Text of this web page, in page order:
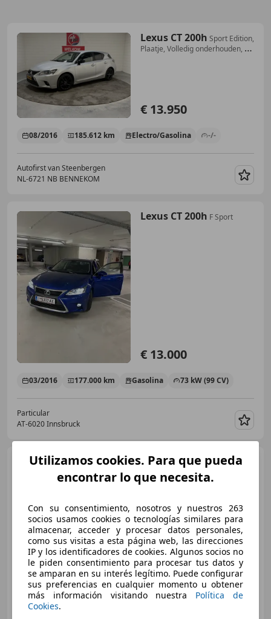
Lexus CT 200h Sport Edition,
Plaatje, Volledig onderhouden, 17
€ 13.950
08/2016 185.612 km Electro/Gasolina -/-
Autofirst van Steenbergen
NL-6721 NB BENNEKOM
Lexus CT 200h F Sport
€ 13.000
03/2016 177.000 km Gasolina 73 kW (99 CV)
Particular
AT-6020 Innsbruck
Lexus CT 200h1.8 hybrid
Business cvt my16
€ 11.500
Utilizamos cookies. Para que pueda
encontrar lo que necesita.
Con su consentimiento, nosotros y nuestros 263
socios usamos cookies o tecnologías similares para
almacenar, acceder y procesar datos personales,
como sus visitas a esta página web, las direcciones
IP y los identificadores de cookies. Algunos socios no
le piden consentimiento para procesar tus datos y
se amparan en su interés legítimo. Puede configurar
sus preferencias en cualquier momento u obtener
más información visitando nuestra Política de
Cookies.